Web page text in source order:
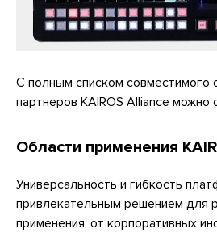
С полным списком совместимого
партнеров KAIROS Alliance можно
Области применения
Универсальность и гибкость
привлекательным решением для
применения: от корпоративных